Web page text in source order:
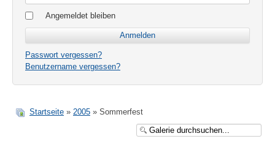
Angemeldet bleiben
Passwort vergessen?
Benutzername vergessen?
Startseite » 2005 » Sommerfest